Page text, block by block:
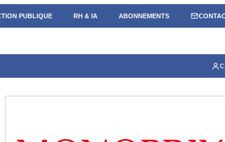
PUBLIQUE RH & IA ABONNEMENTS